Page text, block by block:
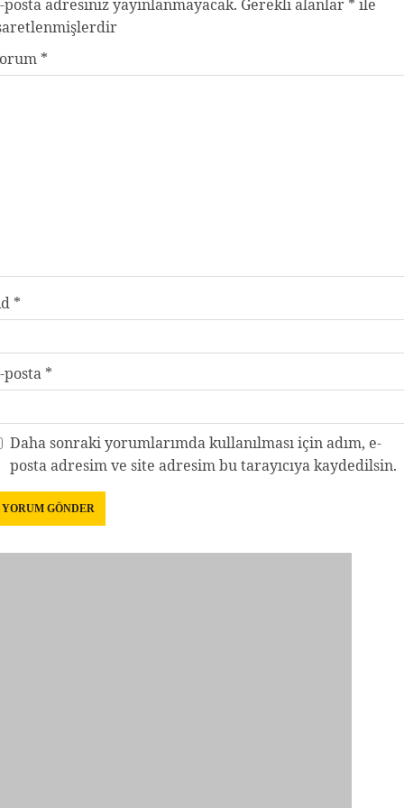
posta adresiniz yayınlanmayacak. Gerekli alanlar * ile
*
*
posta *
Daha sonraki yorumlarımda kullanılması için adım, e-
posta adresim ve site adresim bu tarayıcıya kaydedilsin.